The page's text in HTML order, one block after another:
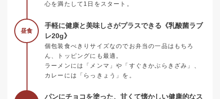
心を満たして1日をスタート。
昼食
手軽に健康と美味しさがプラスできる《乳酸菌ラブ
レ20g》
個包装食べきりサイズなのでお弁当の一品はもちろ
ん、トッピングにも最適。
ラーメンには「メンマ」や「すぐきかぶらきざみ」、
カレーには「らっきょう」を。
パンにチョコを塗った、甘くて懐かしい健康的なス